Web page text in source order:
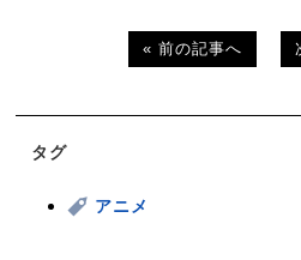
« 前の記事へ
タグ
アニメ